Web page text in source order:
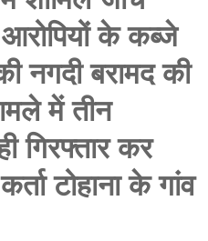
के कब्जे
नगदी बरामद की
में तीन
गिरफ्तार कर
टोहाना के गांव